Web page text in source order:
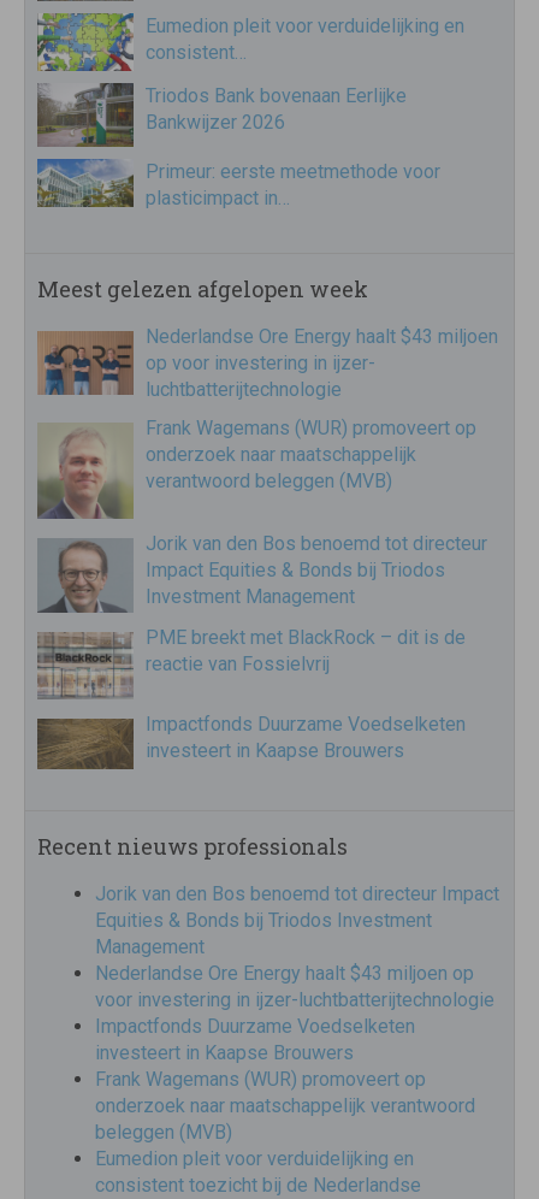
Eumedion pleit voor verduidelijking en
consistent…
Triodos Bank bovenaan Eerlijke
Bankwijzer 2026
Primeur: eerste meetmethode voor
plasticimpact in…
Meest gelezen afgelopen week
Nederlandse Ore Energy haalt $43 miljoen
op voor investering in ijzer-
luchtbatterijtechnologie
Frank Wagemans (WUR) promoveert op
onderzoek naar maatschappelijk
verantwoord beleggen (MVB)
Jorik van den Bos benoemd tot directeur
Impact Equities & Bonds bij Triodos
Investment Management
PME breekt met BlackRock – dit is de
reactie van Fossielvrij
Impactfonds Duurzame Voedselketen
investeert in Kaapse Brouwers
Recent nieuws professionals
Jorik van den Bos benoemd tot directeur Impact
Equities & Bonds bij Triodos Investment
Management
Nederlandse Ore Energy haalt $43 miljoen op
voor investering in ijzer-luchtbatterijtechnologie
Impactfonds Duurzame Voedselketen
investeert in Kaapse Brouwers
Frank Wagemans (WUR) promoveert op
onderzoek naar maatschappelijk verantwoord
beleggen (MVB)
Eumedion pleit voor verduidelijking en
consistent toezicht bij de Nederlandse